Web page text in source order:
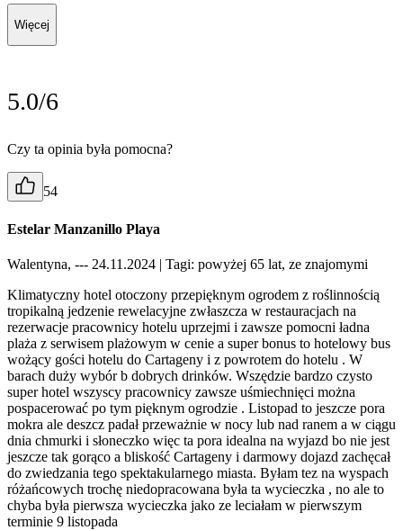
Więcej
5.0/6
Czy ta opinia była pomocna?
54
Estelar Manzanillo Playa
Walentyna, --- 24.11.2024 | Tagi: powyżej 65 lat, ze znajomymi
Klimatyczny hotel otoczony przepięknym ogrodem z roślinnością
tropikalną jedzenie rewelacyjne zwłaszcza w restauracjach na
rezerwacje pracownicy hotelu uprzejmi i zawsze pomocni ładna
plaża z serwisem plażowym w cenie a super bonus to hotelowy bus
wożący gości hotelu do Cartageny i z powrotem do hotelu . W
barach duży wybór b dobrych drinków. Wszędzie bardzo czysto
super hotel wszyscy pracownicy zawsze uśmiechnięci można
pospacerować po tym pięknym ogrodzie . Listopad to jeszcze pora
mokra ale deszcz padał przeważnie w nocy lub nad ranem a w ciągu
dnia chmurki i słoneczko więc ta pora idealna na wyjazd bo nie jest
jeszcze tak gorąco a bliskość Cartageny i darmowy dojazd zachęcał
do zwiedzania tego spektakularnego miasta. Byłam tez na wyspach
różańcowych trochę niedopracowana była ta wycieczka , no ale to
chyba była pierwsza wycieczka jako ze leciałam w pierwszym
terminie 9 listopada